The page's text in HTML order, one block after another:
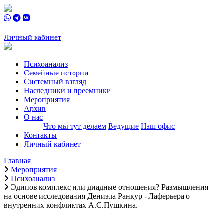
Личный кабинет
Психоанализ
Семейные истории
Системный взгляд
Наследники и преемники
Мероприятия
Архив
О нас
Что мы тут делаем Ведущие Наш офис
Контакты
Личный кабинет
Главная
Мероприятия
Психоанализ
Эдипов комплекс или диадные отношения? Размышления
на основе исследования Дениэла Ранкур - Лаферьера о
внутренних конфликтах А.С.Пушкина.